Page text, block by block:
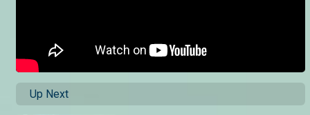
Up Next